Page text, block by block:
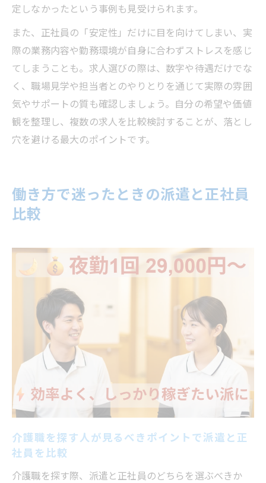
定しなかったという事例も見受けられます。
また、正社員の「安定性」だけに目を向けてしまい、実
際の業務内容や勤務環境が自身に合わずストレスを感じ
てしまうことも。求人選びの際は、数字や待遇だけでな
く、職場見学や担当者とのやりとりを通じて実際の雰囲
気やサポートの質も確認しましょう。自分の希望や価値
観を整理し、複数の求人を比較検討することが、落とし
穴を避ける最大のポイントです。
働き方で迷ったときの派遣と正社員
比較
介護職を探す人が見るべきポイントで派遣と正
社員を比較
介護職を探す際、派遣と正社員のどちらを選ぶべきか